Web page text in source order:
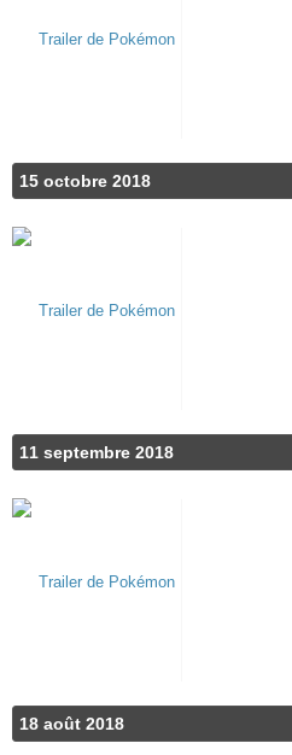
15 octobre 2018
11 septembre 2018
18 août 2018